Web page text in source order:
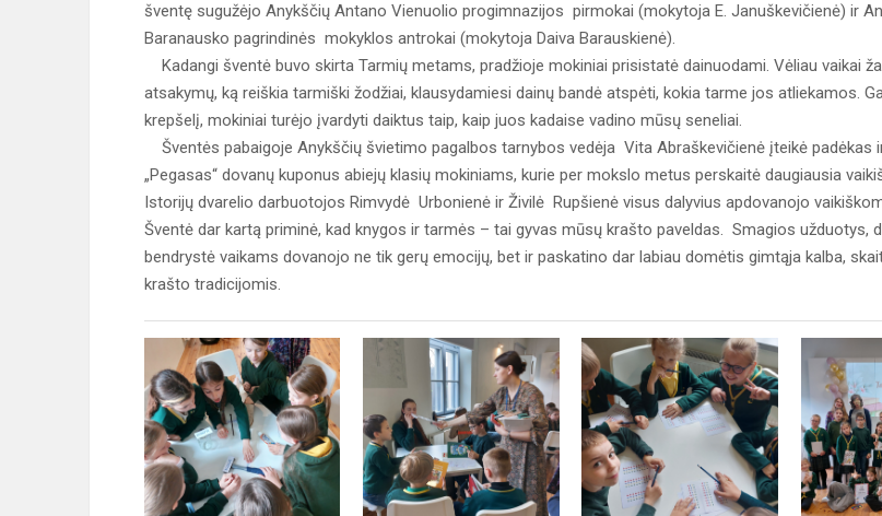
šventę sugužėjo Anykščių Antano Vienuolio progimnazijos pirmokai (mokytoja E. Januškevičienė) ir
Baranausko pagrindinės mokyklos antrokai (mokytoja Daiva Barauskienė).
Kadangi šventė buvo skirta Tarmių metams, pradžioje mokiniai prisistatė dainuodami. Vėliau vaikai
atsakymų, ką reiškia tarmiški žodžiai, klausydamiesi dainų bandė atspėti, kokia tarme jos atliekamos.
krepšelį, mokiniai turėjo įvardyti daiktus taip, kaip juos kadaise vadino mūsų seneliai.
Šventės pabaigoje Anykščių švietimo pagalbos tarnybos vedėja Vita Abraškevičienė įteikė padėkas
„Pegasas“ dovanų kuponus abiejų klasių mokiniams, kurie per mokslo metus perskaitė daugiausia
Istorijų dvarelio darbuotojos Rimvydė Urbonienė ir Živilė Rupšienė visus dalyvius apdovanojo
Šventė dar kartą priminė, kad knygos ir tarmės – tai gyvas mūsų krašto paveldas. Smagios užduotys,
bendrystė vaikams dovanojo ne tik gerų emocijų, bet ir paskatino dar labiau domėtis gimtąja kalba,
krašto tradicijomis.